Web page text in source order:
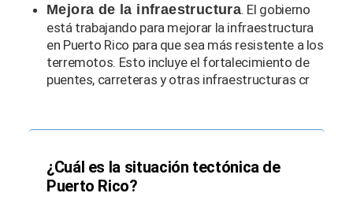
Mejora de la infraestructura. El gobierno
está trabajando para mejorar la infraestructura
en Puerto Rico para que sea más resistente a los
terremotos. Esto incluye el fortalecimiento de
puentes, carreteras y otras infraestructuras cr
¿Cuál es la situación tectónica de
Puerto Rico?